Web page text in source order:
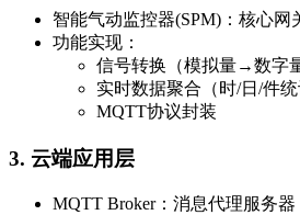
智能气动监控器(SPM) ：核心网
功能实现：
信号转换（模拟量→数字
实时数据聚合（时/日/件统
MQTT协议封装
3. 云端应用层
MQTT Broker：消息代理服务器